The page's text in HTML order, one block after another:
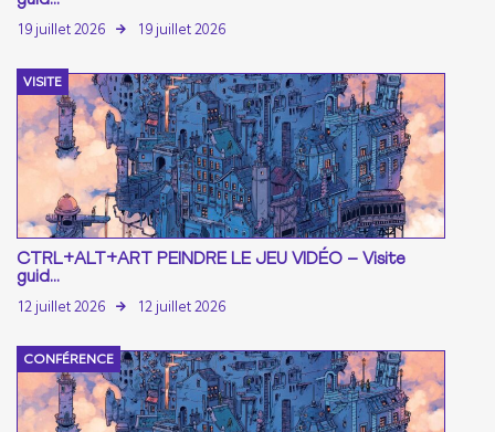
19 juillet 2026 19 juillet 2026
VISITE
CTRL+ALT+ART PEINDRE LE JEU VIDÉO – Visite
guid...
12 juillet 2026 12 juillet 2026
CONFÉRENCE